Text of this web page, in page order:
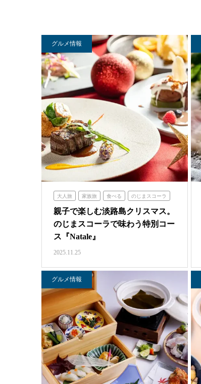
グルメ情報
大人旅 家族旅 食べる のじまスコーラ
親子で楽しむ淡路島クリスマス。
のじまスコーラで味わう特別コー
ス『Natale』
2025.11.25
グルメ情報